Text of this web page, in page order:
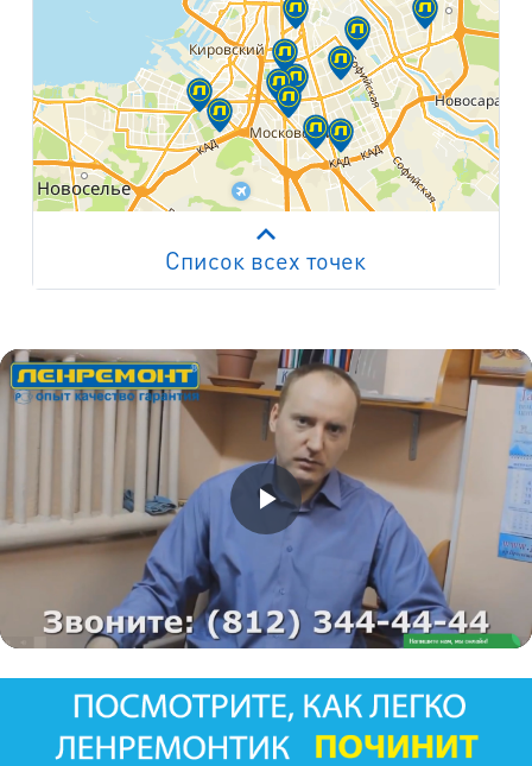
пр. Просвещения, д.20
м. Пр. Ветеранов
пр. Ветеранов, д.9
м. Ул. Дыбенко
пр. Большевиков, д.25
м. Комендантский пр.
пр. Авиаконструкторов, д.4
ул. Кораблестроителей, д.30
м. Академическая
Работает на API 2ГИС
Лицензионное соглашение
Список всех точек